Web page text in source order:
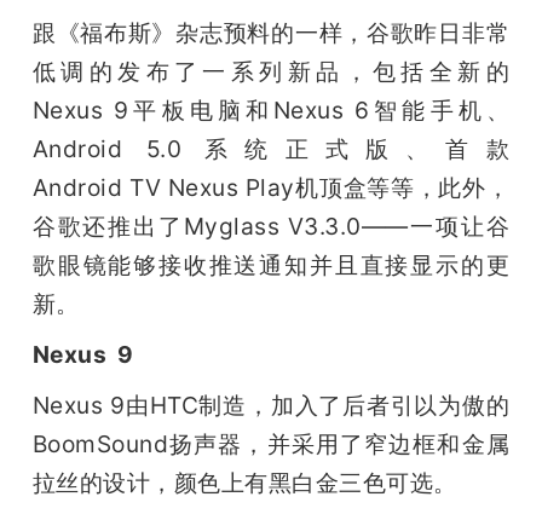
活
心
GAIR
题
跟《福布斯》杂志预料的一样，谷歌昨日非常
低调的发布了一系列新品，包括全新的
Nexus 9平板电脑和Nexus 6智能手机、
Android 5.0 系统正式版、首款
Android TV Nexus Play机顶盒等等，此外，
谷歌还推出了Myglass V3.3.0——一项让谷
歌眼镜能够接收推送通知并且直接显示的更
新。
Nexus  9
Nexus 9由HTC制造，加入了后者引以为傲的
BoomSound扬声器，并采用了窄边框和金属
拉丝的设计，颜色上有黑白金三色可选。